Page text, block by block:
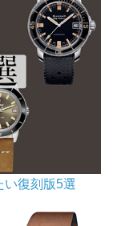
い復刻版5選